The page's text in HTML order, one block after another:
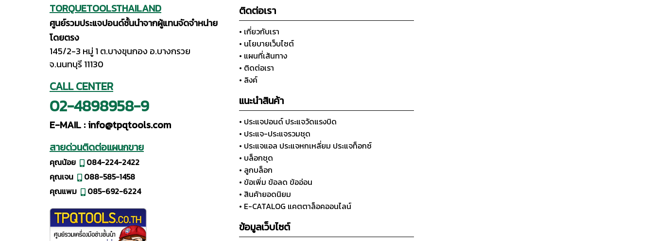
TORQUETOOLSTHAILAND
ศูนย์รวมประแจปอนด์ชั้นนำจากผู้แทนจัดจำหน่าย
โดยตรง
145/2-3 หมู่ 1 ต.บางขุนกอง อ.บางกรวย
จ.นนทบุรี 11130
CALL CENTER
02-4898958-9
E-MAIL :info@tpqtools.com
สายด่วนติดต่อแผนกขาย
คุณน้อย
084-224-2422
คุณเจน
088-585-1458
คุณแพม
085-692-6224
ติดต่อเรา
• เกี่ยวกับเรา
• นโยบายเว็บไซต์
• แผนที่เส้นทาง
• ติดต่อเรา
• ลิงค์
แนะนำสินค้า
• ประแจปอนด์ ประแจวัดแรงบิด
• ประแจ-ประแจรวมชุด
• ประแจแอล ประแจหกเหลี่ยม ประแจท็อกซ์
• บล็อกชุด
• ลูกบล็อก
• ข้อเพิ่ม ข้อลด ข้ออ่อน
• สินค้ายอดนิยม
• E-CATALOG แคตตาล็อคออนไลน์
ข้อมูลเว็บไซต์